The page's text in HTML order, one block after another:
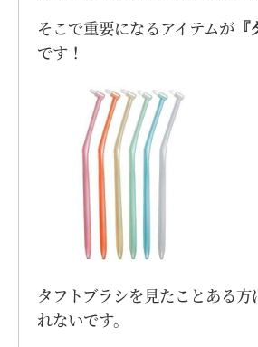
そこで重要になるアイテムが『
です！
タフトブラシを見たことある
れないです。